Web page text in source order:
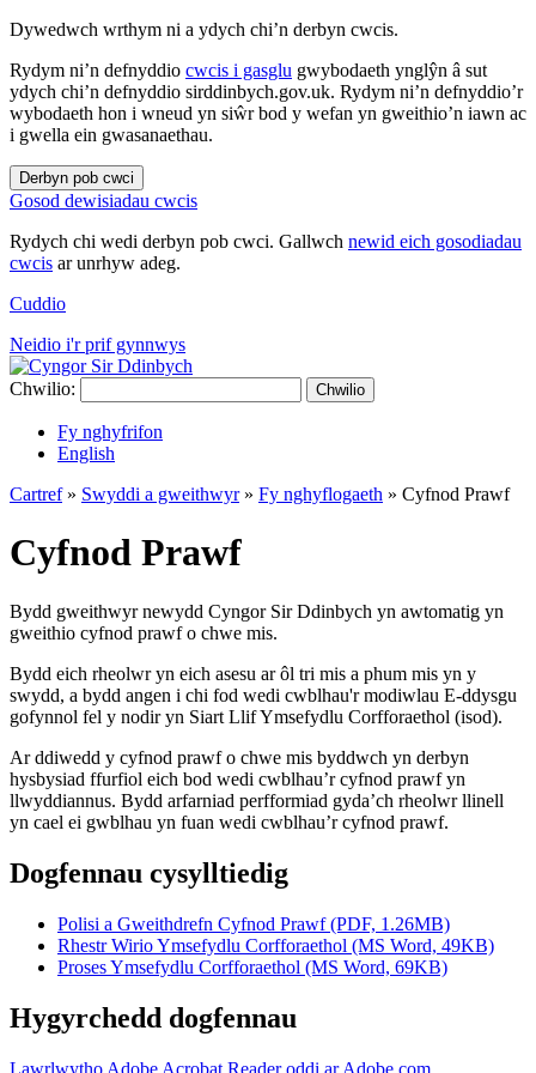
Dywedwch wrthym ni a ydych chi’n derbyn cwcis.
Rydym ni’n defnyddio cwcis i gasglu gwybodaeth ynglŷn â sut
ydych chi’n defnyddio sirddinbych.gov.uk. Rydym ni’n defnyddio’r
wybodaeth hon i wneud yn siŵr bod y wefan yn gweithio’n iawn ac
i gwella ein gwasanaethau.
Derbyn pob cwci
Gosod dewisiadau cwcis
Rydych chi wedi derbyn pob cwci. Gallwch newid eich gosodiadau
cwcis ar unrhyw adeg.
Cuddio
Neidio i'r prif gynnwys
Chwilio: Chwilio
Fy nghyfrifon
English
Cartref» Swyddi a gweithwyr» Fy nghyflogaeth » Cyfnod Prawf
Cyfnod Prawf
Bydd gweithwyr newydd Cyngor Sir Ddinbych yn awtomatig yn
gweithio cyfnod prawf o chwe mis.
Bydd eich rheolwr yn eich asesu ar ôl tri mis a phum mis yn y
swydd, a bydd angen i chi fod wedi cwblhau'r modiwlau E-ddysgu
gofynnol fel y nodir yn Siart Llif Ymsefydlu Corfforaethol (isod).
Ar ddiwedd y cyfnod prawf o chwe mis byddwch yn derbyn
hysbysiad ffurfiol eich bod wedi cwblhau’r cyfnod prawf yn
llwyddiannus. Bydd arfarniad perfformiad gyda’ch rheolwr llinell
yn cael ei gwblhau yn fuan wedi cwblhau’r cyfnod prawf.
Dogfennau cysylltiedig
Polisi a Gweithdrefn Cyfnod Prawf (PDF, 1.26MB)
Rhestr Wirio Ymsefydlu Corfforaethol (MS Word, 49KB)
Proses Ymsefydlu Corfforaethol (MS Word, 69KB)
Hygyrchedd dogfennau
Lawrlwytho Adobe Acrobat Reader oddi ar Adobe.com